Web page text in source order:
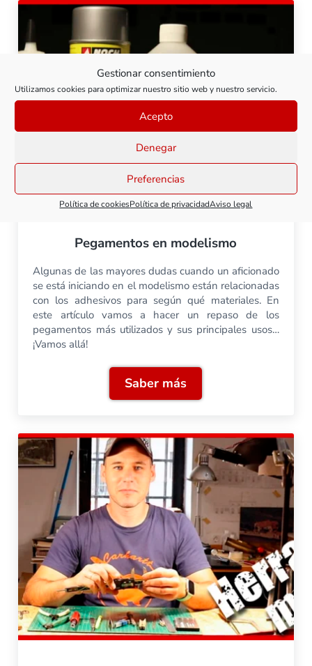
Gestionar consentimiento
Utilizamos cookies para optimizar nuestro sitio web y nuestro servicio.
Acepto
Denegar
Preferencias
Política de cookiesPolítica de privacidadAviso legal
Pegamentos en modelismo
Algunas de las mayores dudas cuando un aficionado
se está iniciando en el modelismo están relacionadas
con los adhesivos para según qué materiales. En
este artículo vamos a hacer un repaso de los
pegamentos más utilizados y sus principales usos…
¡Vamos allá!
Saber másPegamentos en